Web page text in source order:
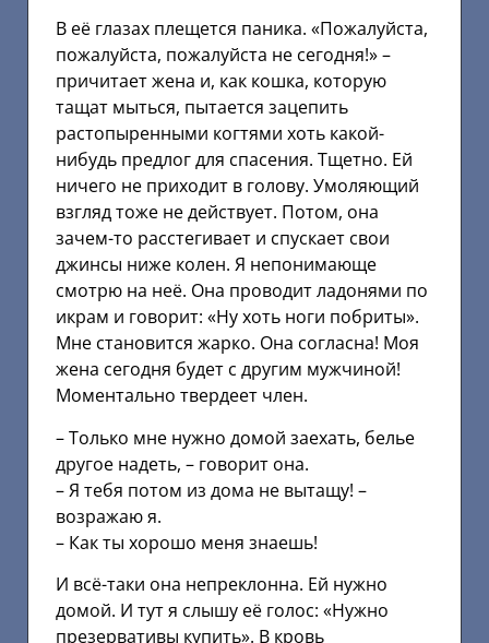
В её глазах плещется паника. «Пожалуйста,
пожалуйста, пожалуйста не сегодня!» –
причитает жена и, как кошка, которую
тащат мыться, пытается зацепить
растопыренными когтями хоть какой-
нибудь предлог для спасения. Тщетно. Ей
ничего не приходит в голову. Умоляющий
взгляд тоже не действует. Потом, она
зачем-то расстегивает и спускает свои
джинсы ниже колен. Я непонимающе
смотрю на неё. Она проводит ладонями по
икрам и говорит: «Ну хоть ноги побриты».
Мне становится жарко. Она согласна! Моя
жена сегодня будет с другим мужчиной!
Моментально твердеет член.
– Только мне нужно домой заехать, белье
другое надеть, – говорит она.
– Я тебя потом из дома не вытащу! –
возражаю я.
– Как ты хорошо меня знаешь!
И всё-таки она непреклонна. Ей нужно
домой. И тут я слышу её голос: «Нужно
презервативы купить». В кровь